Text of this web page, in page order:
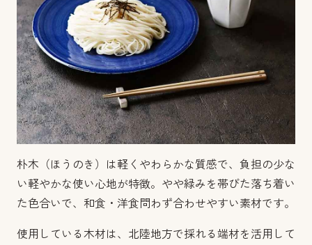
朴木（ほうのき）は軽くやわらかな質感で、負担の少な
い軽やかな使い心地が特徴。やや緑みを帯びた落ち着い
た色合いで、和食・洋食問わず合わせやすい素材です。
使用している木材は、北陸地方で採れる端材を活用して